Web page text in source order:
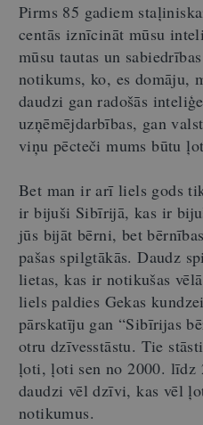
Pirms 85 gadiem
centās iznīcināt mūsu
mūsu tautas un
notikums, ko, es domāju,
daudzi gan radošās
uzņēmējdarbības, gan
viņu pēcteči mums būtu
Bet man ir arī liels gods
ir bijuši Sibīrijā, kas ir
jūs bijāt bērni, bet
pašas spilgtākās. Daudz
lietas, kas ir notikušas
liels paldies Gekas
pārskatīju gan “Sibīrijas
otru dzīvesstāstu. Tie
ļoti, ļoti sen no 2000. līdz
daudzi vēl dzīvi, kas vēl
notikumus.